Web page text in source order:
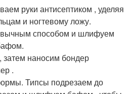
руки антисептиком , уделяя
и ногтевому ложу.
способом и шлифуем
наносим бондер
.
Типсы подрезаем до